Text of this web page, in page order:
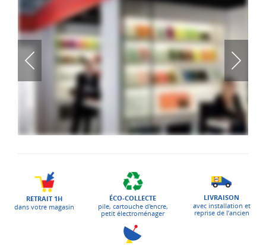
RETRAIT 1H
dans votre magasin
ÉCO-COLLECTE
pile, cartouche d'encre,
petit électroménager
LIVRAISON
avec installation et
reprise de l’ancien